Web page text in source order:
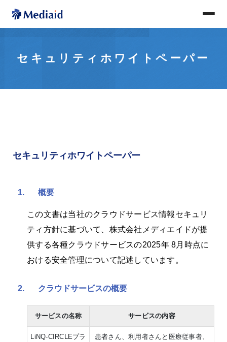
セキュリティホワイトペーパー
セキュリティホワイトペーパー
1. 概要
この文書は当社のクラウドサービス情報セキュリ
ティ方針に基づいて、株式会社メディエイドが提
供する各種クラウドサービスの2025年 8月時点に
おける安全管理について記述しています。
2. クラウドサービスの概要
サービスの名称 サービスの内容
LiNQ-CIRCLEプラ
患者さん、利用者さんと医療従事者、